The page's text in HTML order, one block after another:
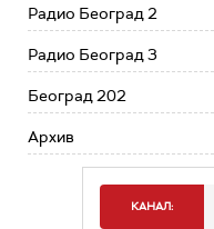
Радио Београд 2
Радио Београд 3
Београд 202
Архив
КАНАЛ: